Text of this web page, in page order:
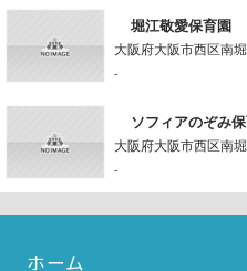
堀江敬愛保育園
大阪府大阪市西区南
-
ソフィアのぞみ
大阪府大阪市西区南
-
ホーム